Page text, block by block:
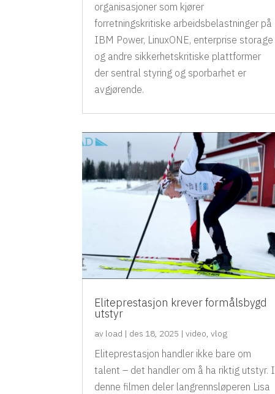
organisasjoner som kjører
forretningskritiske arbeidsbelastninger på
IBM Power, LinuxONE, enterprise storage
og andre sikkerhetskritiske plattformer
der sentral styring og sporbarhet er
avgjørende.
Eliteprestasjon krever formålsbygd
utstyr
av load | des 18, 2025 |video,vlog
Eliteprestasjon handler ikke bare om
talent – det handler om å ha riktig utstyr. I
denne filmen deler langrennsløperen Lisa